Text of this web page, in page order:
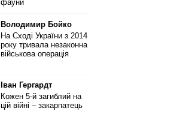
фауни
Володимир Бойко
На Сході України з 2014
року тривала незаконна
військова операція
Іван Гергардт
Кожен 5-й загиблий на
цій війні – закарпатець